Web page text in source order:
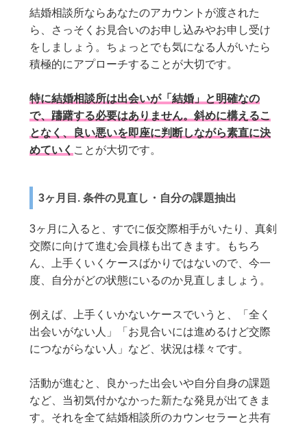
結婚相談所ならあなたのアカウントが渡された
ら、さっそくお見合いのお申し込みやお申し受け
をしましょう。ちょっとでも気になる人がいたら
積極的にアプローチすることが大切です。
特に結婚相談所は出会いが「結婚」と明確なの
で、躊躇する必要はありません。斜めに構えるこ
となく、良い悪いを即座に判断しながら素直に決
めていく ことが大切です。
3ヶ月目. 条件の見直し・自分の課題抽出
3ヶ月に入ると、すでに仮交際相手がいたり、真剣
交際に向けて進む会員様も出てきます。もちろ
ん、上手くいくケースばかりではないので、今一
度、自分がどの状態にいるのか見直しましょう。
例えば、上手くいかないケースでいうと、「全く
出会いがない人」「お見合いには進めるけど交際
につながらない人」など、状況は様々です。
活動が進むと、良かった出会いや自分自身の課題
など、当初気付かなかった新たな発見が出てきま
す。それを全て結婚相談所のカウンセラーと共有